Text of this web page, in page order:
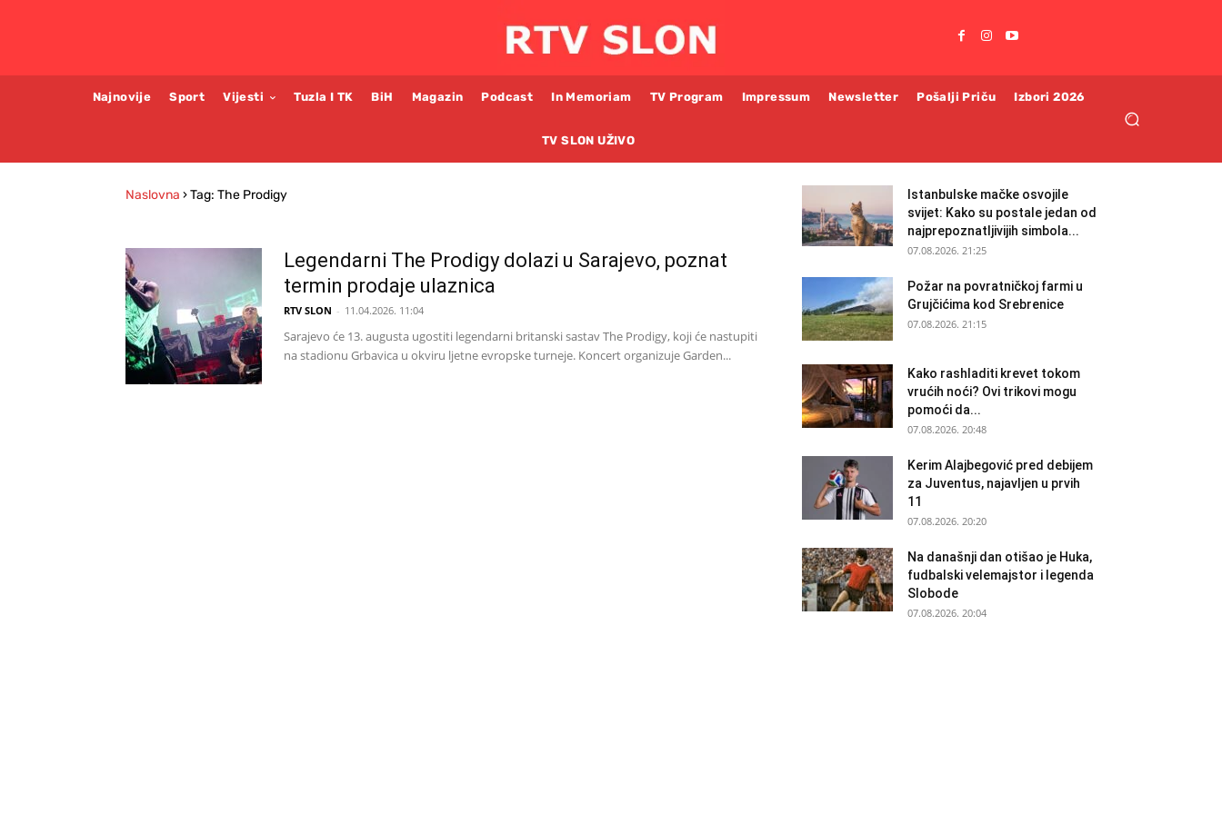
Najnovije Sport Vijesti Tuzla I TK BiH Magazin Podcast In Memoriam TV Program Impressum Newsletter Pošalji Priču Izbori 2026
TV SLON UŽIVO
Naslovna ›Tag: The Prodigy
Legendarni The Prodigy dolazi u Sarajevo, poznat
termin prodaje ulaznica
RTV SLON - 11.04.2026. 11:04
Sarajevo će 13. augusta ugostiti legendarni britanski sastav The Prodigy, koji će nastupiti
na stadionu Grbavica u okviru ljetne evropske turneje. Koncert organizuje Garden...
Istanbulske mačke osvojile
svijet: Kako su postale jedan od
najprepoznatljivijih simbola...
07.08.2026. 21:25
Požar na povratničkoj farmi u
Grujčićima kod Srebrenice
07.08.2026. 21:15
Kako rashladiti krevet tokom
vrućih noći? Ovi trikovi mogu
pomoći da...
07.08.2026. 20:48
Kerim Alajbegović pred debijem
za Juventus, najavljen u prvih
11
07.08.2026. 20:20
Na današnji dan otišao je Huka,
fudbalski velemajstor i legenda
Slobode
07.08.2026. 20:04